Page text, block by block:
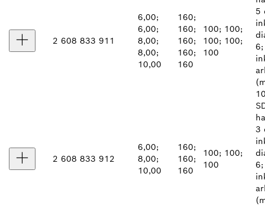
2 608 833 911
6,00;
6,00;
8,00;
8,00;
10,00
160;
160;
160;
160;
160
100; 100;
100; 100;
100
5
2 608 833 912
6,00;
8,00;
10,00
160;
160;
160
100; 100;
100
3